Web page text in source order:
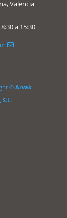
Valencia
a 15:30
© Arvak
S.L.